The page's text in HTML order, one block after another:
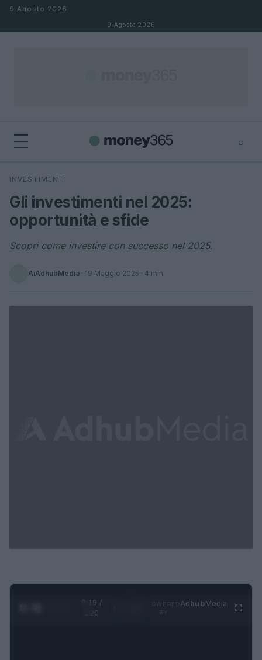
Salta al contenuto
9 Agosto 2026
9 Agosto 2026
⌕
Cerca
INVESTIMENTI
Gli investimenti nel 2025:
opportunità e sfide
Scopri come investire con successo nel 2025.
AiAdhubMedia · 19 Maggio 2025 · 4 min
0:20 /
1:20
AdhubMedia